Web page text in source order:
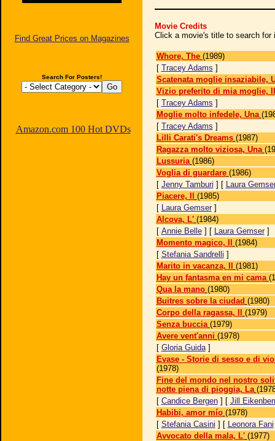
Find Great Prices on Magazines
Search For Posters!
Amazon.com 100 Hot DVDs
Movie Credits
Click a movie's title to search for
Whore, The (1989)
[ Tracey Adams ]
Scatenata moglie insaziabile,
Vizio preferito di mia moglie, Il
[ Tracey Adams ]
Moglie molto infedele, Una
[ Tracey Adams ]
Lilli Carati's Dreams (1987)
Ragazza molto viziosa, Una
Lussuria (1986)
Voglia di guardare (1986)
[ Jenny Tamburi ] [ Laura
Piacere, Il
(1985)
[ Laura Gemser]
Alcova, L' (1984)
[ Annie Belle] [ Laura Gemser]
Momento magico, Il
(1984)
[ Stefania Sandrelli ]
Marito in vacanza, Il
(1981)
Hay un fantasma en mi cama
Qua la mano (1980)
Buitres sobre la ciudad (1980)
Corpo della ragassa, Il
(1979)
Senza buccia (1979)
Avere vent'anni (1978)
[ Gloria Guida]
Evase - Storie di sesso e di
(1978)
Fine del mondo nel nostro
notte piena di pioggia, La
[ Candice Bergen] [ Jill
Habibi, amor mío (1978)
[ Stefania Casini ] [ Leonora Fani
Avvocato della mala, L' (1977)